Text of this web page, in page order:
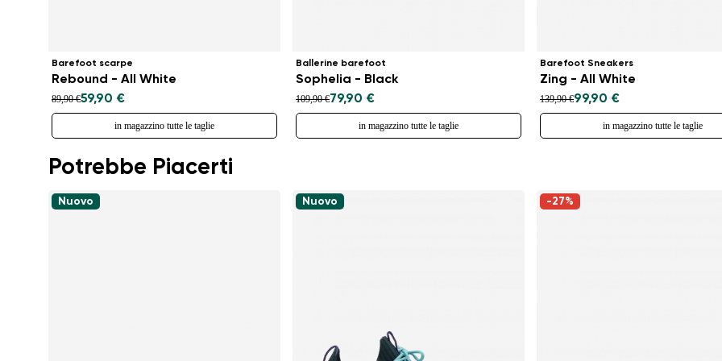
Barefoot scarpe
Rebound - All White
89,90 €59,90 €
in magazzino tutte le taglie
Ballerine barefoot
Sophelia - Black
109,90 €79,90 €
in magazzino tutte le taglie
Barefoot Sneakers
Zing - All White
139,90 €99,90 €
in magazzino tutte le taglie
Potrebbe Piacerti
Nuovo Nuovo -27%